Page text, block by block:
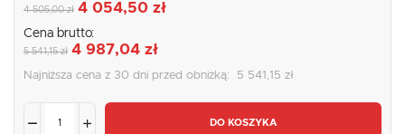
4 505,00 zł 4 054,50 zł
Cena brutto:
5 541,15 zł 4 987,04 zł
Najniższa cena z 30 dni przed obniżką: 5 541,15 zł
DO KOSZYKA